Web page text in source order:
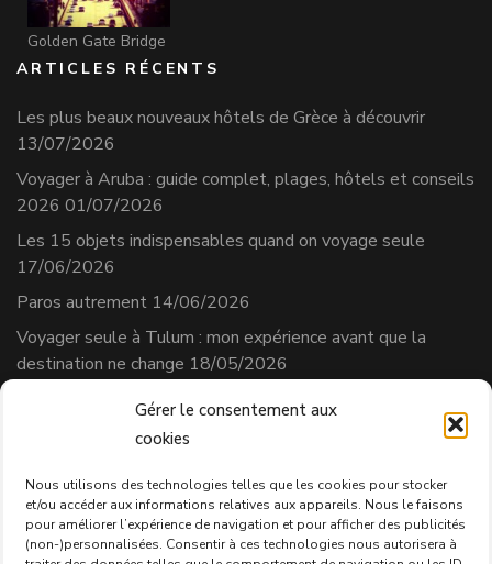
Gérer le consentement aux
cookies
Nous utilisons des technologies telles que les cookies pour stocker
et/ou accéder aux informations relatives aux appareils. Nous le faisons
pour améliorer l’expérience de navigation et pour afficher des publicités
(non-)personnalisées. Consentir à ces technologies nous autorisera à
Golden Gate Bridge
ARTICLES RÉCENTS
Les plus beaux nouveaux hôtels de Grèce à découvrir
13/07/2026
Voyager à Aruba : guide complet, plages, hôtels et conseils
2026 01/07/2026
Les 15 objets indispensables quand on voyage seule
17/06/2026
Paros autrement 14/06/2026
Voyager seule à Tulum : mon expérience avant que la
destination ne change 18/05/2026
Prestataire de services
N° affilié AVS : 331.684.3
Politique de confidentialité